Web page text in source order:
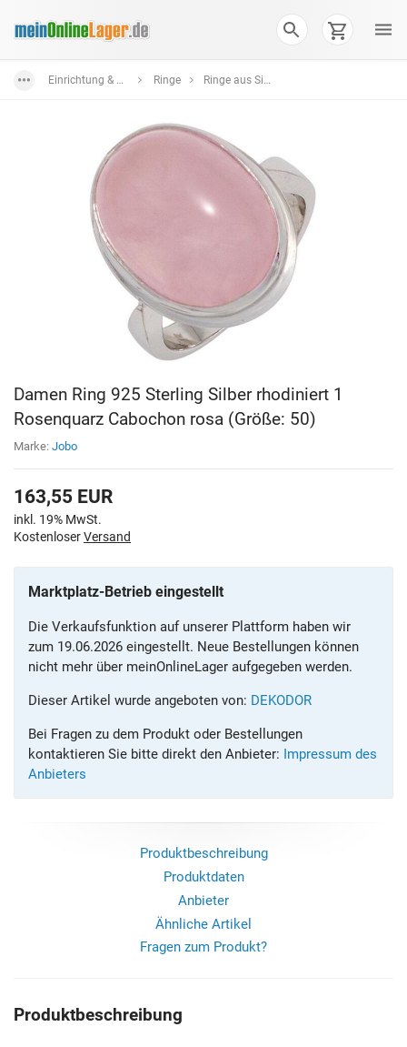
Einrichtung & Wohnaccessoires Ringe Ringe aus Silber in verschiedenen Farben und Formen
Damen Ring 925 Sterling Silber rhodiniert 1
Rosenquarz Cabochon rosa (Größe: 50)
Marke: Jobo
163,55 EUR
inkl. 19% MwSt.
KostenloserVersand
Marktplatz-Betrieb eingestellt
Die Verkaufsfunktion auf unserer Plattform haben wir
zum 19.06.2026 eingestellt. Neue Bestellungen können
nicht mehr über meinOnlineLager aufgegeben werden.
Dieser Artikel wurde angeboten von: DEKODOR
Bei Fragen zu dem Produkt oder Bestellungen
kontaktieren Sie bitte direkt den Anbieter: Impressum des
Anbieters
Produktbeschreibung
Produktdaten
Anbieter
Ähnliche Artikel
Fragen zum Produkt?
Produktbeschreibung